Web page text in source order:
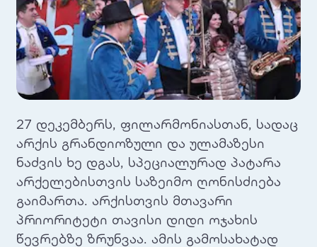
27 დეკემბერს, ფილარმონიასთან, სადაც
არქის გრანდიოზული და ულამაზესი
ნაძვის ხე დგას, სპეციალურად პატარა
არქელებისთვის საზეიმო ღონისძიება
გაიმართა. არქისთვის მთავარი
პრიორიტეტი თავისი დიდი ოჯახის
წევრებზე ზრუნვაა. ამის გამოსახატად